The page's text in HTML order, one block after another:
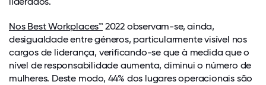
Nos Best Workplaces™ 2022 observam-se, ainda,
desigualdade entre géneros, particularmente visível nos
cargos de liderança, verificando-se que à medida que o
nível de responsabilidade aumenta, diminui o número de
mulheres. Deste modo, 44% dos lugares operacionais são